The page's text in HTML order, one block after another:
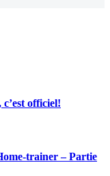
officiel!
trainer – Partie